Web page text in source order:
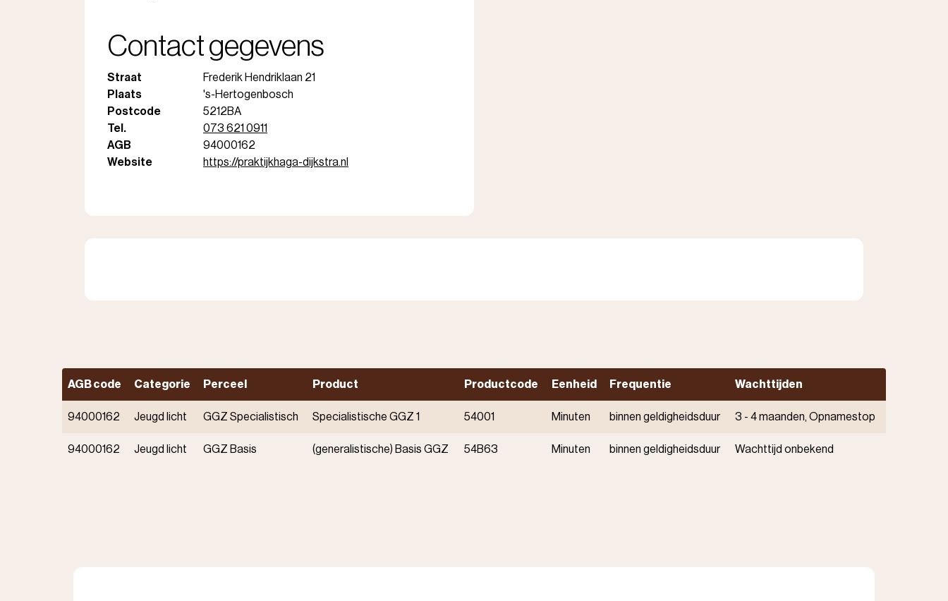
Contact gegevens
Straat
Frederik Hendriklaan 21
Plaats
's-Hertogenbosch
Postcode
5212BA
Tel.
073 621 0911
AGB
94000162
Website
https://praktijkhaga-dijkstra.nl
AGB code Categorie Perceel Product Productcode Eenheid Frequentie Wachttijden
94000162 Jeugd licht GGZ Specialistisch Specialistische GGZ 1 54001 Minuten binnen geldigheidsduur 3 - 4 maanden, Opnamestop
94000162 Jeugd licht GGZ Basis (generalistische) Basis GGZ 54B63 Minuten binnen geldigheidsduur Wachttijd onbekend